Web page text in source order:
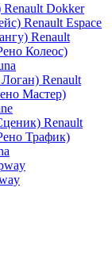
Renault Dokker
Renault Espace
Renault
Renault
Renault